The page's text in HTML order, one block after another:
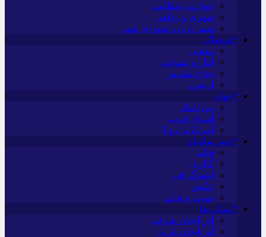
حوادث، انتظامی
شهری و رفاهی
شهرداری و شورای شهر
*فرهنگی
مذهبی
ایثار و شهادت
دفاع مقدس
اربعین
*جهان
بین الملل
آسیای غربی
آمریکا و اروپا
*چندرسانه‌ای
فیلم
گالری
اینفوگرافی
عکس
صوت و فیلم
*استان ها
آذربایجان شرقی
آذربایجان غربی